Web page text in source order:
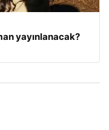
yayınlanacak?